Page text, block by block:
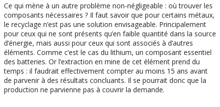
Ce qui mène à un autre problème non-négligeable : où trouver les
composants nécessaires ? Il faut savoir que pour certains métaux,
le recyclage n’est pas une solution envisageable. Principalement
pour ceux qui ne sont présents qu’en faible quantité dans la source
d’énergie, mais aussi pour ceux qui sont associés à d’autres
éléments. Comme c’est le cas du lithium, un composant essentiel
des batteries. Or l’extraction en mine de cet élément prend du
temps : il faudrait effectivement compter au moins 15 ans avant
de parvenir à des résultats concluants. Il se pourrait donc que la
production ne parvienne pas à couvrir la demande.